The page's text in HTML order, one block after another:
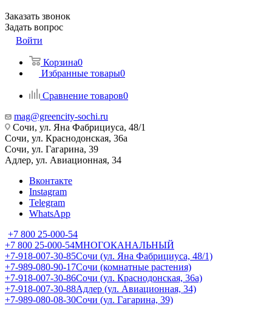
Заказать звонок
Задать вопрос
Войти
Корзина0
Избранные товары0
Сравнение товаров0
mag@greencity-sochi.ru
Сочи, ул. Яна Фабрициуса, 48/1
Сочи, ул. Краснодонская, 36а
Сочи, ул. Гагарина, 39
Адлер, ул. Авиационная, 34
Вконтакте
Instagram
Telegram
WhatsApp
+7 800 25-000-54
+7 800 25-000-54МНОГОКАНАЛЬНЫЙ
+7-918-007-30-85Сочи (ул. Яна Фабрициуса, 48/1)
+7-989-080-90-17Сочи (комнатные растения)
+7-918-007-30-86Сочи (ул. Краснодонская, 36а)
+7-918-007-30-88Адлер (ул. Авиационная, 34)
+7-989-080-08-30Сочи (ул. Гагарина, 39)